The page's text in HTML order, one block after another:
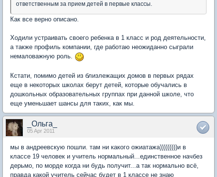
ответственным за прием детей в первые классы.
Как все верно описано.
Ходили устраивать своего ребенка в 1 класс и род деятельности,
а также профиль компании, где работаю неожиданно сыграли
немаловажную роль.
Кстати, помимо детей из близлежащих домов в первых рядах
еще в некоторых школах берут детей, которые обучались в
дошкольных образовательных группах при данной школе, что
еще уменьшает шансы для таких, как мы.
_Ольга_
05 Apr 2011
мы в андреевскую пошли. там ни какого ожиатажа)))))))))и в
классе 19 человек и учитель нормальный...единственное начбез
дерьмо, по морде когда ни будь получит...а так нормально всё,
правда какой учитель сейчас будет в 1 классе не знаю